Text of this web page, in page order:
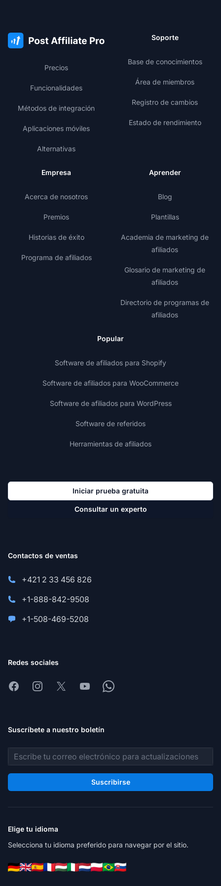
Precios
Funcionalidades
Métodos de integración
Aplicaciones móviles
Alternativas
Soporte
Base de conocimientos
Área de miembros
Registro de cambios
Estado de rendimiento
Empresa
Acerca de nosotros
Premios
Historias de éxito
Programa de afiliados
Aprender
Blog
Plantillas
Academia de marketing de
afiliados
Glosario de marketing de
afiliados
Directorio de programas de
afiliados
Popular
Software de afiliados para Shopify
Software de afiliados para WooCommerce
Software de afiliados para WordPress
Software de referidos
Herramientas de afiliados
Iniciar prueba gratuita
Consultar un experto
Contactos de ventas
+421 2 33 456 826
+1-888-842-9508
+1-508-469-5208
Redes sociales
FacebookInstagram
X YoutubeWhatsapp
Suscríbete a nuestro boletín
Dirección de correo electrónico
Suscribirse
Elige tu idioma
Selecciona tu idioma preferido para navegar por el sitio.